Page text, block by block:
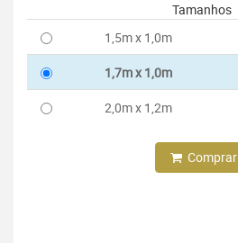
Tamanhos
1,5m x 1,0m
1,7m x 1,0m
2,0m x 1,2m
Comprar